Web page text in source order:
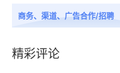
26.94%，创业板
A500ETF基金
今年表现最佳的依旧是
商务、渠道、广告合作/招聘
精彩评论